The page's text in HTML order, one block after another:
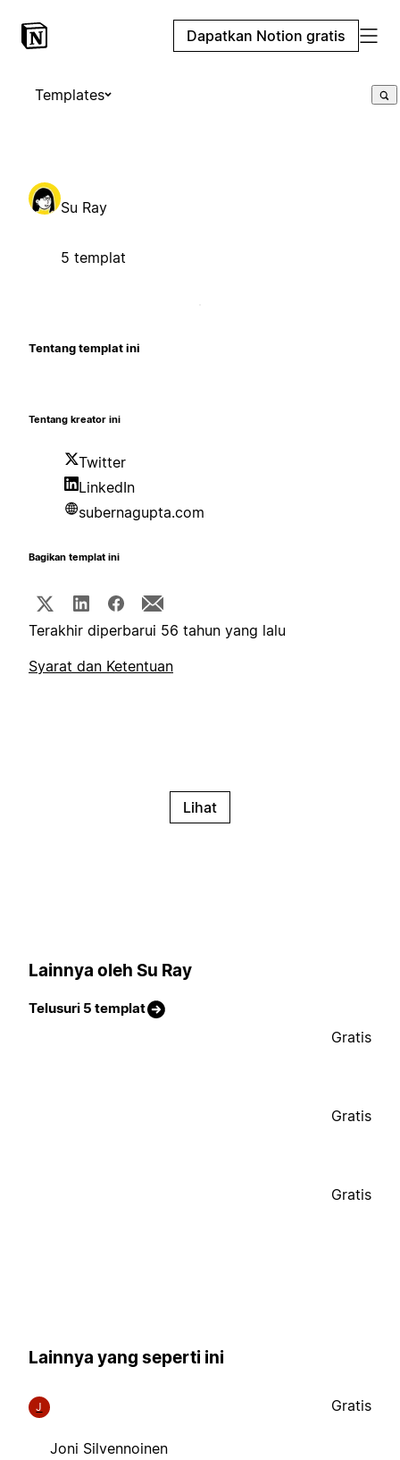
Dapatkan Notion gratis
Templates
Su Ray
5 templat
Tentang templat ini
Tentang kreator ini
Twitter
LinkedIn
subernagupta.com
Bagikan templat ini
Terakhir diperbarui 56 tahun yang lalu
Syarat dan Ketentuan
Lihat
Lainnya oleh Su Ray
Telusuri 5 templat
Gratis
Gratis
Gratis
Lainnya yang seperti ini
J
Joni Silvennoinen
Gratis